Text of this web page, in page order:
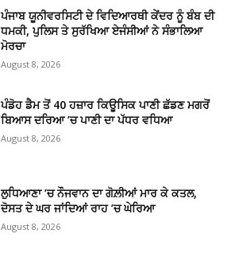
ਪੰਜਾਬ ਯੂਨੀਵਰਸਿਟੀ ਦੇ ਵਿਦਿਆਰਥੀ ਕੇਂਦਰ ਨੂੰ ਬੰਬ ਦੀ
ਧਮਕੀ, ਪੁਲਿਸ ਤੇ ਸੁਰੱਖਿਆ ਏਜੰਸੀਆਂ ਨੇ ਸੰਭਾਲਿਆ
ਮੋਰਚਾ
August 8, 2026
ਪੰਡੋਹ ਡੈਮ ਤੋਂ 40 ਹਜ਼ਾਰ ਕਿਊਸਿਕ ਪਾਣੀ ਛੱਡਣ ਮਗਰੋਂ
ਬਿਆਸ ਦਰਿਆ ’ਚ ਪਾਣੀ ਦਾ ਪੱਧਰ ਵਧਿਆ
August 8, 2026
ਲੁਧਿਆਣਾ ’ਚ ਨੌਜਵਾਨ ਦਾ ਗੋਲ਼ੀਆਂ ਮਾਰ ਕੇ ਕਤਲ,
ਦੋਸਤ ਦੇ ਘਰ ਜਾਂਦਿਆਂ ਰਾਹ ’ਚ ਘੇਰਿਆ
August 8, 2026